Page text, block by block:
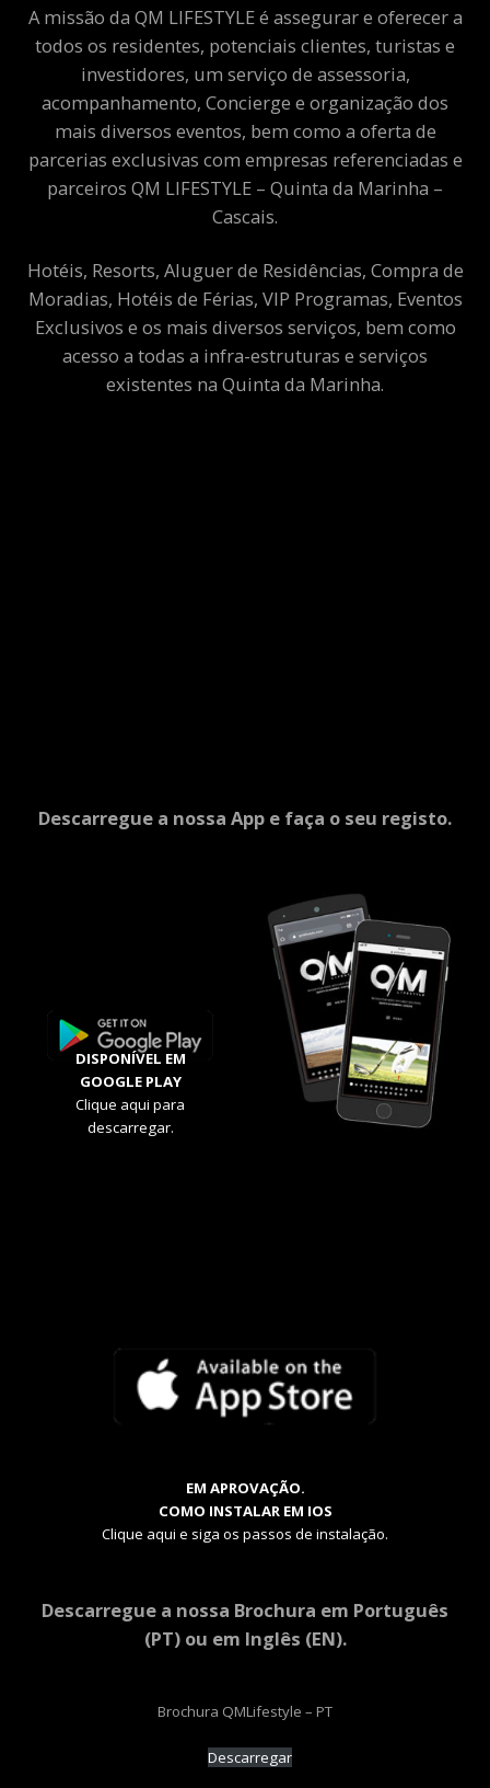
A missão da QM LIFESTYLE é assegurar e oferecer a
todos os residentes, potenciais clientes, turistas e
investidores, um serviço de assessoria,
acompanhamento, Concierge e organização dos
mais diversos eventos, bem como a oferta de
parcerias exclusivas com empresas referenciadas e
parceiros QM LIFESTYLE – Quinta da Marinha –
Cascais.
Hotéis, Resorts, Aluguer de Residências, Compra de
Moradias, Hotéis de Férias, VIP Programas, Eventos
Exclusivos e os mais diversos serviços, bem como
acesso a todas a infra-estruturas e serviços
existentes na Quinta da Marinha.
Descarregue a nossa App e faça o seu registo.
DISPONÍVEL EM
GOOGLE PLAY
Clique aqui para
descarregar.
EM APROVAÇÃO.
COMO INSTALAR EM IOS
Clique aqui e siga os passos de instalação.
Descarregue a nossa Brochura em Português
(PT) ou em Inglês (EN).
Brochura QMLifestyle – PT
Descarregar